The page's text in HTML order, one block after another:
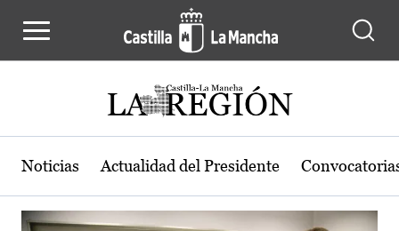
Actualidad de la región de Castilla-
Noticias Actualidad del Presidente